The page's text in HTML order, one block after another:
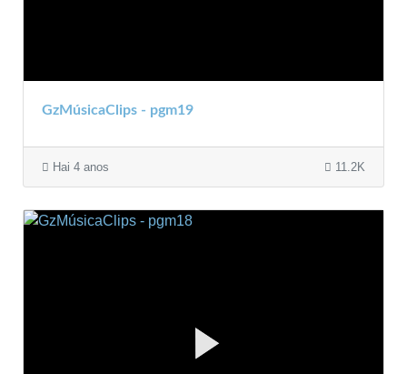
GzMúsicaClips - pgm19
Hai 4 anos 11.2K